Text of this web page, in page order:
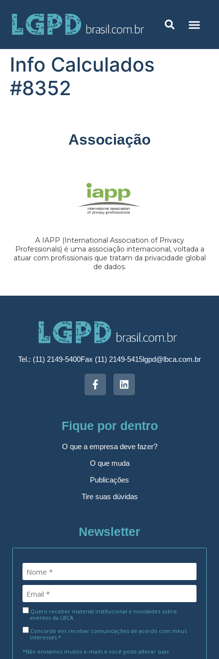
Info Calculados
#8352
Associação
A IAPP (International Association of Privacy
Professionals) é uma associação internacional, voltada a
atuar com profissionais que tratam da privacidade global
de dados.
Tel.: (11) 2149-5400Fax (11) 2149-5415lgpd@lbca.com.br
Fique por dentro
O que a empresa deve fazer?
O que muda
Publicações
Tire suas dúvidas
Newsletter
Quero receber material institucional e novidades sobre
eventos da LBCA
Concordo em receber comunicações de acordo com meus
interesses.*
*Não enviamos muitos e-mails e você pode alterar suas